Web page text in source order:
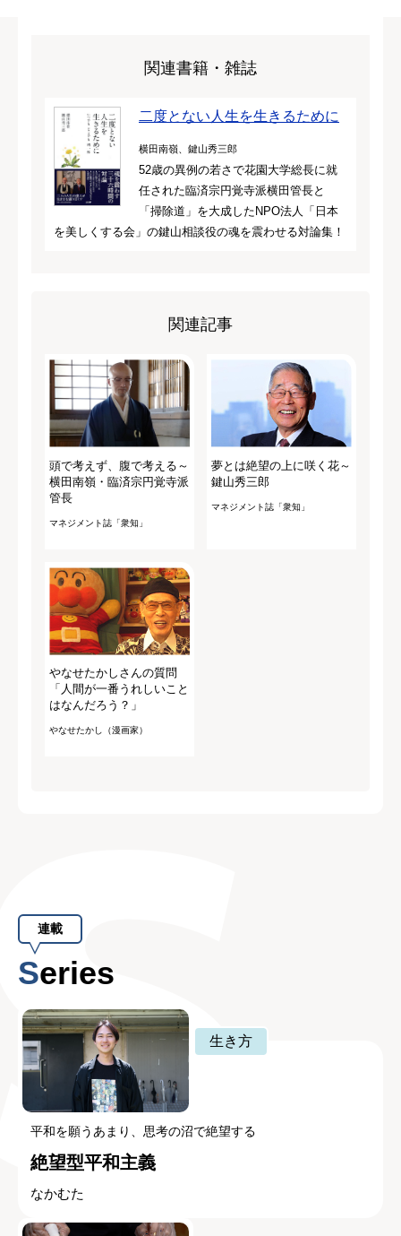
関連書籍・雑誌
二度とない人生を生きるために
横田南嶺、鍵山秀三郎
52歳の異例の若さで花園大学総長に就
任された臨済宗円覚寺派横田管長と
「掃除道」を大成したNPO法人「日本
を美しくする会」の鍵山相談役の魂を震わせる対論集！
関連記事
頭で考えず、腹で考える～
横田南嶺・臨済宗円覚寺派
管長
マネジメント誌「衆知」
夢とは絶望の上に咲く花～
鍵山秀三郎
マネジメント誌「衆知」
やなせたかしさんの質問
「人間が一番うれしいこと
はなんだろう？」
やなせたかし（漫画家）
連載
Series
生き方
平和を願うあまり、思考の沼で絶望する
絶望型平和主義
なかむた